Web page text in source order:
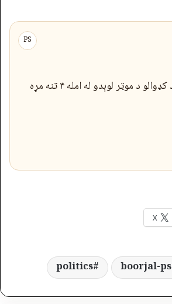
PS
لغمان کې سیند ته د کډوالو د موټر لوېدو له امله ۴ تنه مړه
X
boorjal-ps
politics